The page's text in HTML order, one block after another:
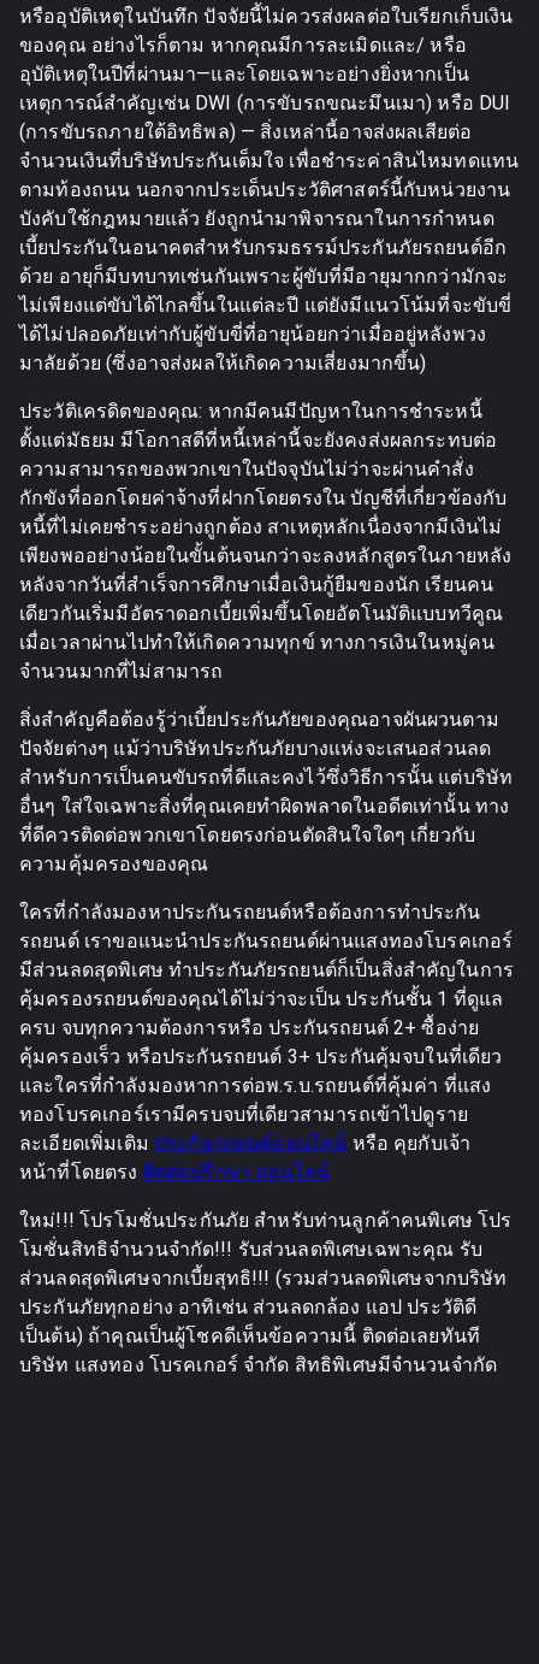
หรืออุบัติเหตุในบันทึก ปัจจัยนี้ไม่ควรส่งผลต่อใบเรียกเก็บเงิน
ของคุณ อย่างไรก็ตาม หากคุณมีการละเมิดและ/ หรือ
อุบัติเหตุในปีที่ผ่านมา—และโดยเฉพาะอย่างยิ่งหากเป็น
เหตุการณ์สำคัญเช่น DWI (การขับรถขณะมึนเมา) หรือ DUI
(การขับรถภายใต้อิทธิพล) — สิ่งเหล่านี้อาจส่งผลเสียต่อ
จำนวนเงินที่บริษัทประกันเต็มใจ เพื่อชำระค่าสินไหมทดแทน
ตามท้องถนน นอกจากประเด็นประวัติศาสตร์นี้กับหน่วยงาน
บังคับใช้กฎหมายแล้ว ยังถูกนำมาพิจารณาในการกำหนด
เบี้ยประกันในอนาคตสำหรับกรมธรรม์ประกันภัยรถยนต์อีก
ด้วย อายุก็มีบทบาทเช่นกันเพราะผู้ขับที่มีอายุมากกว่ามักจะ
ไม่เพียงแต่ขับได้ไกลขึ้นในแต่ละปี แต่ยังมีแนวโน้มที่จะขับขี่
ได้ไม่ปลอดภัยเท่ากับผู้ขับขี่ที่อายุน้อยกว่าเมื่ออยู่หลังพวง
มาลัยด้วย (ซึ่งอาจส่งผลให้เกิดความเสี่ยงมากขึ้น)
ประวัติเครดิตของคุณ: หากมีคนมีปัญหาในการชำระหนี้
ตั้งแต่มัธยม มีโอกาสดีที่หนี้เหล่านี้จะยังคงส่งผลกระทบต่อ
ความสามารถของพวกเขาในปัจจุบันไม่ว่าจะผ่านคำสั่ง
กักขังที่ออกโดยค่าจ้างที่ฝากโดยตรงใน บัญชีที่เกี่ยวข้องกับ
หนี้ที่ไม่เคยชำระอย่างถูกต้อง สาเหตุหลักเนื่องจากมีเงินไม่
เพียงพออย่างน้อยในขั้นต้นจนกว่าจะลงหลักสูตรในภายหลัง
หลังจากวันที่สำเร็จการศึกษาเมื่อเงินกู้ยืมของนัก เรียนคน
เดียวกันเริ่มมีอัตราดอกเบี้ยเพิ่มขึ้นโดยอัตโนมัติแบบทวีคูณ
เมื่อเวลาผ่านไปทำให้เกิดความทุกข์ ทางการเงินในหมู่คน
จำนวนมากที่ไม่สามารถ
สิ่งสำคัญคือต้องรู้ว่าเบี้ยประกันภัยของคุณอาจผันผวนตาม
ปัจจัยต่างๆ แม้ว่าบริษัทประกันภัยบางแห่งจะเสนอส่วนลด
สำหรับการเป็นคนขับรถที่ดีและคงไว้ซึ่งวิธีการนั้น แต่บริษัท
อื่นๆ ใส่ใจเฉพาะสิ่งที่คุณเคยทำผิดพลาดในอดีตเท่านั้น ทาง
ที่ดีควรติดต่อพวกเขาโดยตรงก่อนตัดสินใจใดๆ เกี่ยวกับ
ความคุ้มครองของคุณ
ใครที่กำลังมองหาประกันรถยนต์หรือต้องการทำประกัน
รถยนต์ เราขอแนะนำประกันรถยนต์ผ่านแสงทองโบรคเกอร์
มีส่วนลดสุดพิเศษ ทำประกันภัยรถยนต์ก็เป็นสิ่งสำคัญในการ
คุ้มครองรถยนต์ของคุณได้ไม่ว่าจะเป็น ประกันชั้น 1 ที่ดูแล
ครบ จบทุกความต้องการหรือ ประกันรถยนต์ 2+ ซื้อง่าย
คุ้มครองเร็ว หรือประกันรถยนต์ 3+ ประกันคุ้มจบในที่เดียว
และใครที่กำลังมองหาการต่อพ.ร.บ.รถยนต์ที่คุ้มค่า ที่แสง
ทองโบรคเกอร์เรามีครบจบที่เดียวสามารถเข้าไปดูราย
ละเอียดเพิ่มเติม ประกันรถยนต์ออนไลน์ หรือ คุยกับเจ้า
หน้าที่โดยตรง ติดต่อปรึกษา ออนไลน์
ใหม่!!! โปรโมชั่นประกันภัย สำหรับท่านลูกค้าคนพิเศษ โปร
โมชั่นสิทธิจำนวนจำกัด!!! รับส่วนลดพิเศษเฉพาะคุณ รับ
ส่วนลดสุดพิเศษจากเบี้ยสุทธิ!!! (รวมส่วนลดพิเศษจากบริษัท
ประกันภัยทุกอย่าง อาทิเช่น ส่วนลดกล้อง แอป ประวัติดี
เป็นต้น) ถ้าคุณเป็นผู้โชคดีเห็นข้อความนี้ ติดต่อเลยทันที
บริษัท แสงทอง โบรคเกอร์ จำกัด สิทธิพิเศษมีจำนวนจำกัด